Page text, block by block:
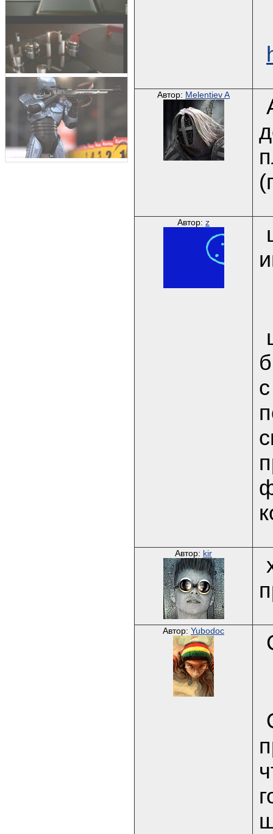
Автор: Melentiev A
Автор: z
Автор: kir
Автор: Yubodoc